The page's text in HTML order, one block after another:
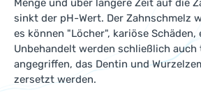
Menge und über längere Zeit auf die
sinkt der pH-Wert. Der Zahnschmelz
es können "Löcher", kariöse Schäden,
Unbehandelt werden schließlich
angegriffen, das Dentin und
zersetzt werden.